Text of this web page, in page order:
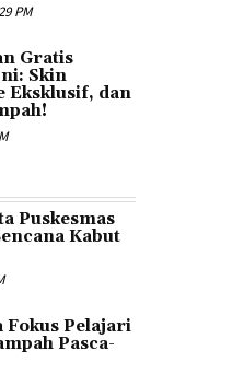
PM
Gratis
Skin
Eksklusif, dan
Puskesmas
Kabut
Fokus Pelajari
Pasca-